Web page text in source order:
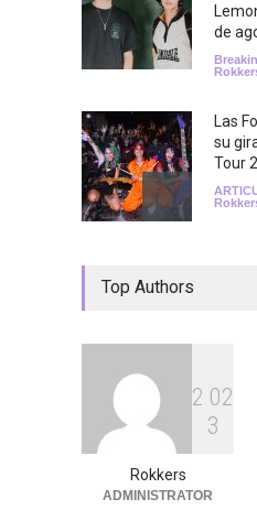
de
Las
su
Tour
en el
Top Authors
2 02
3
Rokkers
ADMINISTRATOR